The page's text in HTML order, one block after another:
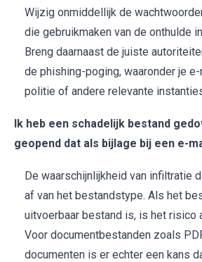
Wijzig onmiddellijk de
die gebruikmaken van de onthulde
Breng daarnaast de juiste
de phishing-poging, waaronder je
politie of andere relevante
Ik heb een schadelijk bestand
geopend dat als bijlage bij een e-
De waarschijnlijkheid van infiltratie
af van het bestandstype. Als het
uitvoerbaar bestand is, is het risico
Voor documentbestanden zoals
documenten is er echter een kans